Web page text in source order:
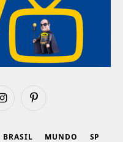
InstagramPinterest
BRASIL MUNDO SP